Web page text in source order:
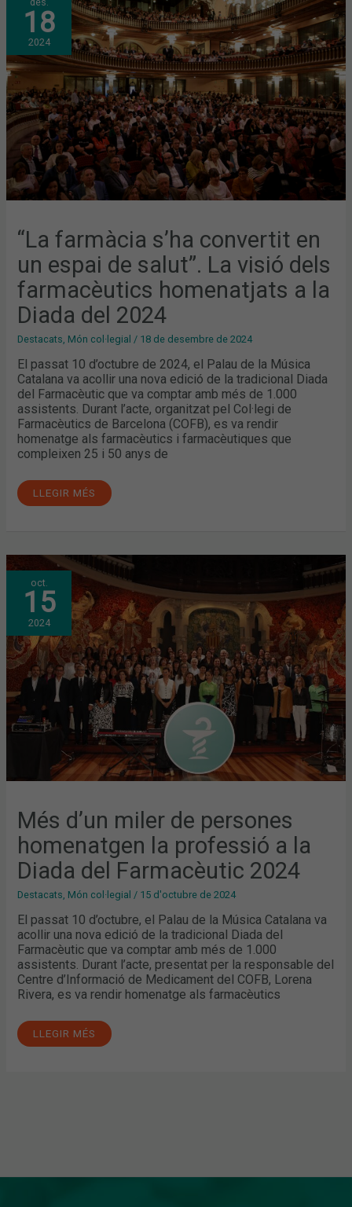
18
2024
“La farmàcia s’ha convertit en
un espai de salut”. La visió dels
farmacèutics homenatjats a la
Diada del 2024
Destacats Món col·legial / 18 de desembre de 2024
El passat 10 d’octubre de 2024, el Palau de la Música
Catalana va acollir una nova edició de la tradicional Diada
del Farmacèutic que va comptar amb més de 1.000
assistents. Durant l’acte, organitzat pel Col·legi de
Farmacèutics de Barcelona (COFB), es va rendir
homenatge als farmacèutics i farmacèutiques que
compleixen 25 i 50 anys de
FARMÀCIA
S’HA
CONVERTIT
EN
UN
ESPAI
SALUT”.
LA
VISIÓ
DELS
FARMACÈUTICS
HOMENATJATS
A
LA
DIADA
DEL
2024
LLEGIR MÉS
oct.
15
2024
Més d’un miler de persones
homenatgen la professió a la
Diada del Farmacèutic 2024
Destacats Món col·legial / 15 d'octubre de 2024
El passat 10 d’octubre, el Palau de la Música Catalana va
acollir una nova edició de la tradicional Diada del
Farmacèutic que va comptar amb més de 1.000
assistents. Durant l’acte, presentat per la responsable del
Centre d’Informació de Medicament del COFB, Lorena
Rivera, es va rendir homenatge als farmacèutics
MÉS
D’UN
MILER
DE
PERSONES
HOMENATGEN
LA
PROFESSIÓ
A
LA
DIADA
DEL
FARMACÈUTIC
2024
LLEGIR MÉS